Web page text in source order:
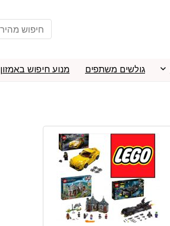
גולשים משתפים מנוע חיפוש באמזון